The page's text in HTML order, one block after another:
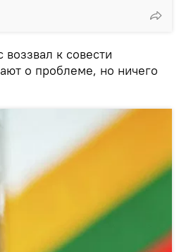
к совести
о проблеме, но ничего